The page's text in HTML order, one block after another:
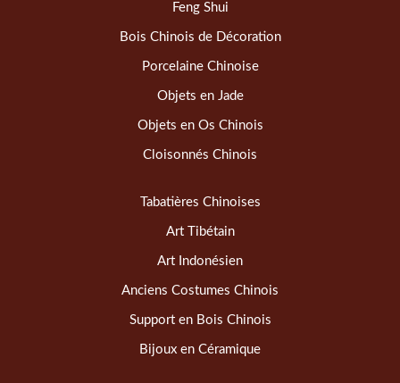
Feng Shui
Bois Chinois de Décoration
Porcelaine Chinoise
Objets en Jade
Objets en Os Chinois
Cloisonnés Chinois
Tabatières Chinoises
Art Tibétain
Art Indonésien
Anciens Costumes Chinois
Support en Bois Chinois
Bijoux en Céramique